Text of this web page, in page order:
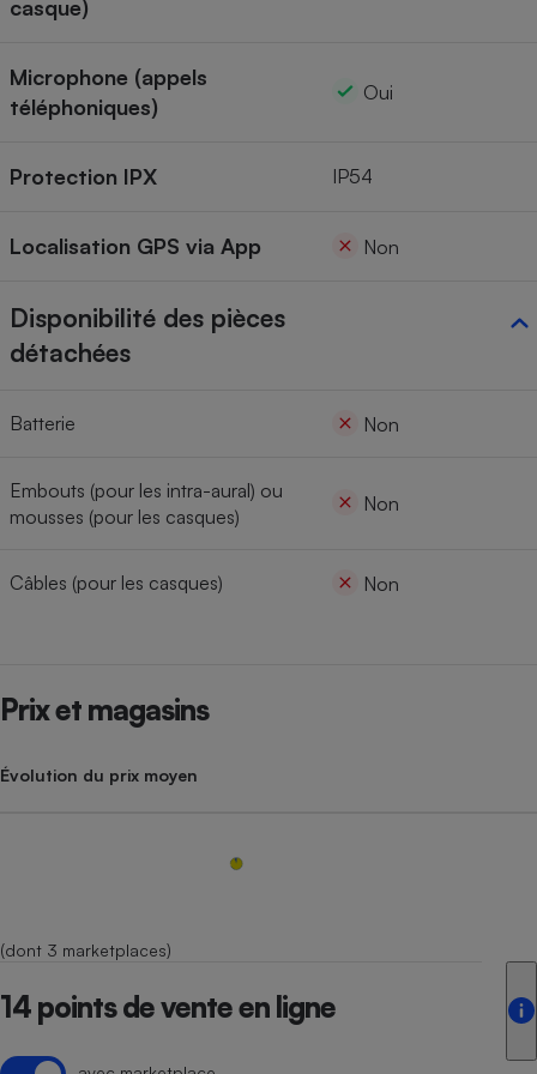
casque)
Microphone (appels
téléphoniques)
Oui
Protection IPX IP54
Localisation GPS via App Non
Disponibilité des pièces
détachées
Batterie Non
Embouts (pour les intra-aural) ou
mousses (pour les casques)
Non
Câbles (pour les casques) Non
Prix et magasins
Évolution du prix moyen
(dont 3 marketplaces)
14 points de vente en ligne